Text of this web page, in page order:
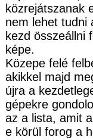
közrejátszanak
nem lehet tudni
kezd összeállni
képe.
Közepe felé
akikkel majd
újra a
gépekre
az a lista, amit
e körül forog a